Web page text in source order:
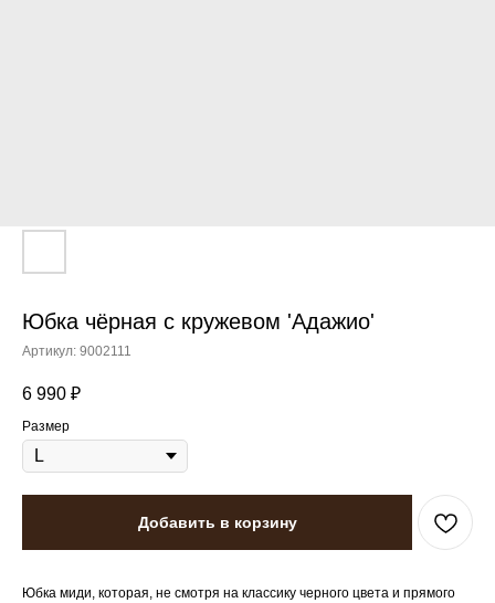
Юбка чёрная с кружевом 'Адажио'
Артикул: 9002111
6 990 ₽
Размер
Добавить в корзину
Юбка миди, которая, не смотря на классику черного цвета и прямого